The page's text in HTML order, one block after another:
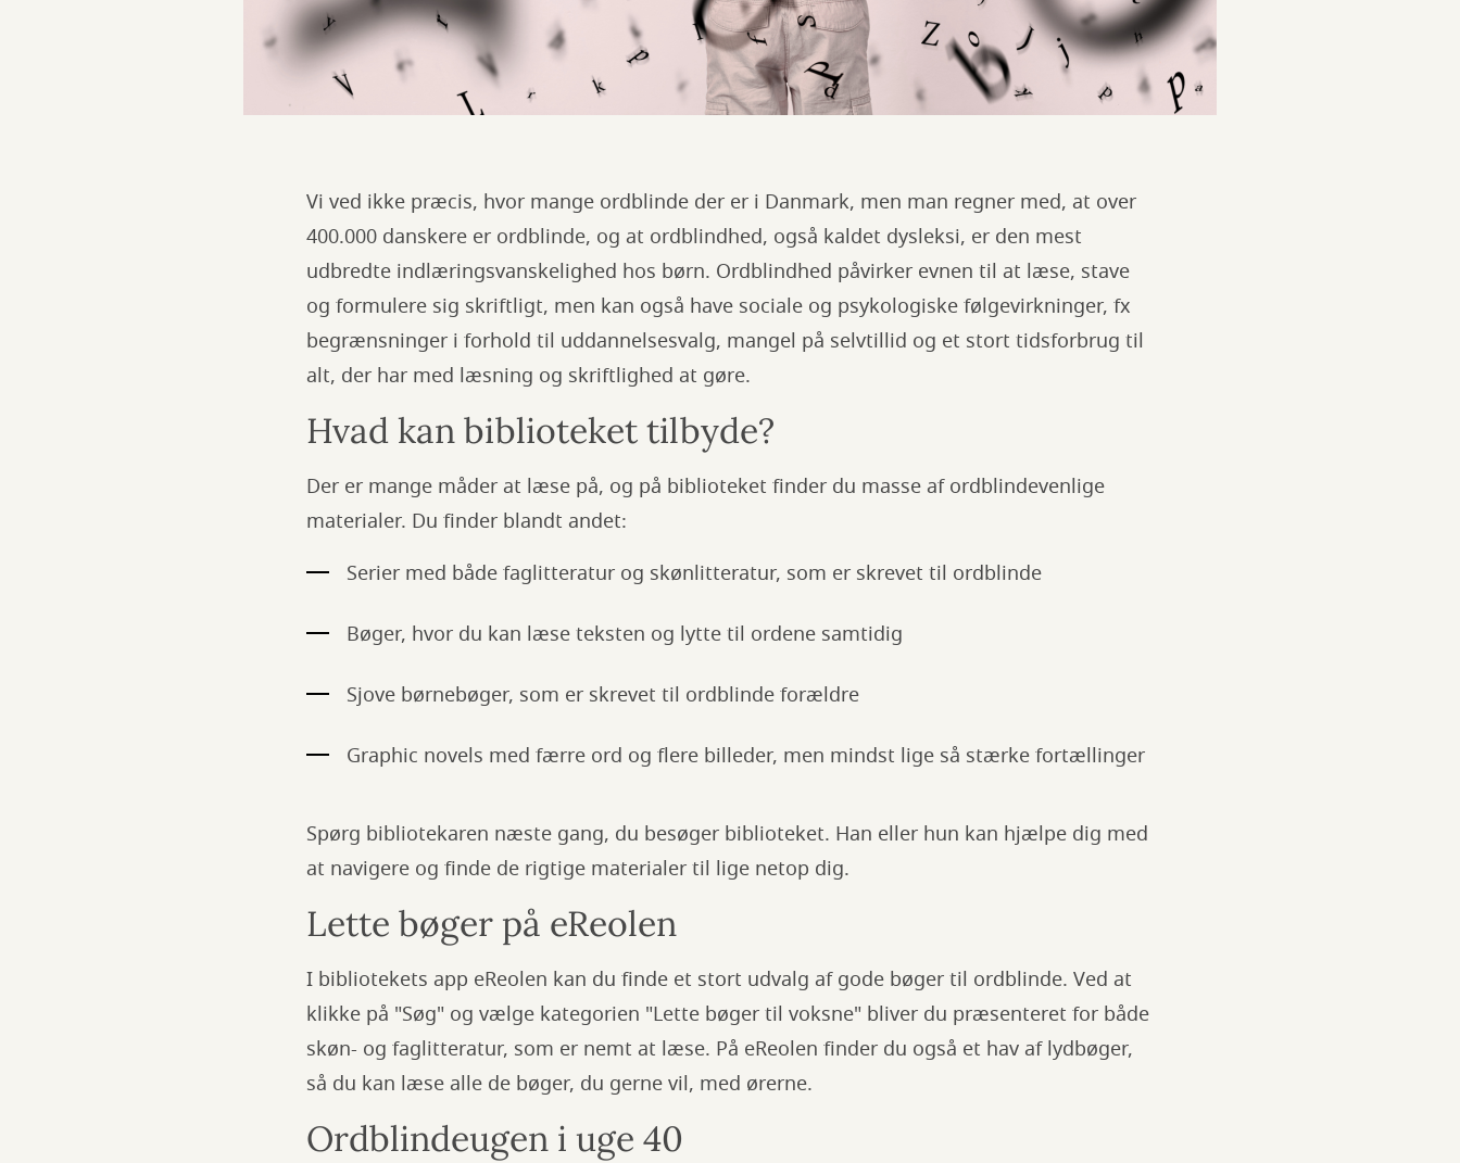
Vi ved ikke præcis, hvor mange ordblinde der er i Danmark, men man regner med, at over
400.000 danskere er ordblinde, og at ordblindhed, også kaldet dysleksi, er den mest
udbredte indlæringsvanskelighed hos børn. Ordblindhed påvirker evnen til at læse, stave
og formulere sig skriftligt, men kan også have sociale og psykologiske følgevirkninger, fx
begrænsninger i forhold til uddannelsesvalg, mangel på selvtillid og et stort tidsforbrug til
alt, der har med læsning og skriftlighed at gøre.
Hvad kan biblioteket tilbyde?
Der er mange måder at læse på, og på biblioteket finder du masse af ordblindevenlige
materialer. Du finder blandt andet:
Serier med både faglitteratur og skønlitteratur, som er skrevet til ordblinde
Bøger, hvor du kan læse teksten og lytte til ordene samtidig
Sjove børnebøger, som er skrevet til ordblinde forældre
Graphic novels med færre ord og flere billeder, men mindst lige så stærke fortællinger
Spørg bibliotekaren næste gang, du besøger biblioteket. Han eller hun kan hjælpe dig med
at navigere og finde de rigtige materialer til lige netop dig.
Lette bøger på eReolen
I bibliotekets app eReolen kan du finde et stort udvalg af gode bøger til ordblinde. Ved at
klikke på "Søg" og vælge kategorien "Lette bøger til voksne" bliver du præsenteret for både
skøn- og faglitteratur, som er nemt at læse. På eReolen finder du også et hav af lydbøger,
så du kan læse alle de bøger, du gerne vil, med ørerne.
Ordblindeugen i uge 40